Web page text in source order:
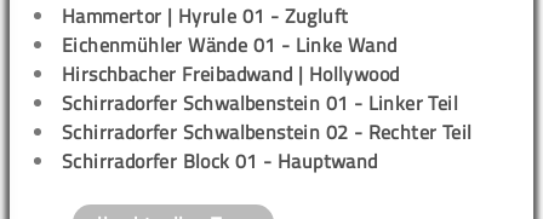
Hammertor | Hyrule 01 - Zugluft
Eichenmühler Wände 01 - Linke Wand
Hirschbacher Freibadwand | Hollywood
Schirradorfer Schwalbenstein 01 - Linker Teil
Schirradorfer Schwalbenstein 02 - Rechter Teil
Schirradorfer Block 01 - Hauptwand